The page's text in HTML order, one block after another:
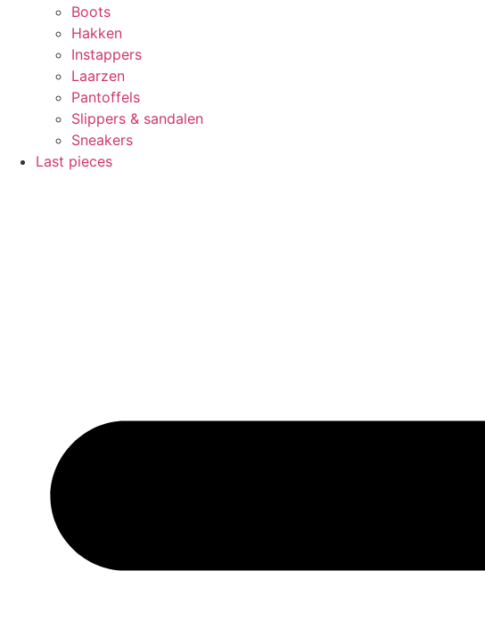
Boots
Hakken
Instappers
Laarzen
Pantoffels
Slippers & sandalen
Sneakers
Last pieces